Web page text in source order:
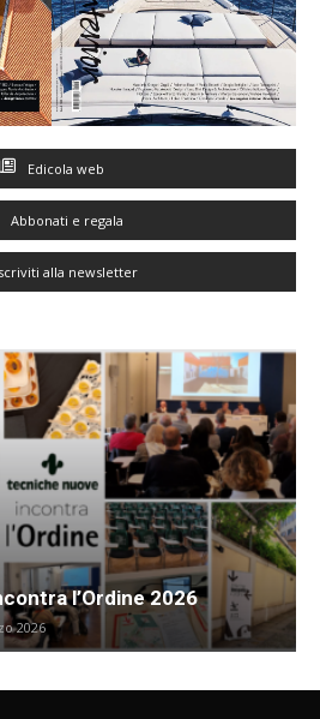
Edicola web
Abbonati e regala
alla newsletter
l’Ordine 2026
2026